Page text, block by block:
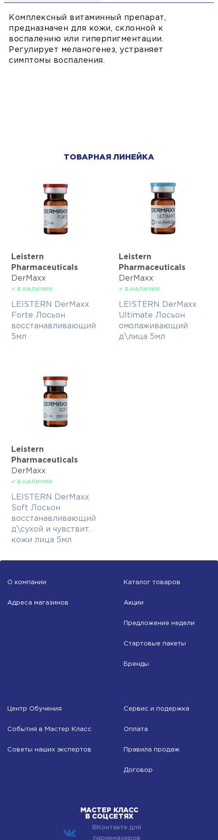
Комплексный витаминный препарат,
предназначен для кожи, склонной к
воспалению или гиперпигментации.
Регулирует меланогенез, устраняет
симптомы воспаления.
ТОВАРНАЯ ЛИНЕЙКА
Leistern
Pharmaceuticals
DerMaxx
✔ В НАЛИЧИИ
LEISTERN DerMaxx
Forte Лосьон
восстанавливающий
5мл
Leistern
Pharmaceuticals
DerMaxx
✔ В НАЛИЧИИ
LEISTERN DerMaxx
Ultimate Лосьон
омолаживающий
д\лица 5мл
Leistern
Pharmaceuticals
DerMaxx
✔ В НАЛИЧИИ
LEISTERN DerMaxx
Soft Лосьон
восстанавливающий
д\сухой и чувствит.
кожи лица 5мл
О компании
Адреса магазинов
Каталог товаров
Акции
Предложение недели
Стартовые пакеты
Бренды
Центр Обучения
События в Мастер Класс
Советы наших экспертов
Сервис и подержка
Оплата
Правила продаж
Договор
МАСТЕР КЛАСС
В СОЦСЕТЯХ
ВКонтакте для
парикмахеров